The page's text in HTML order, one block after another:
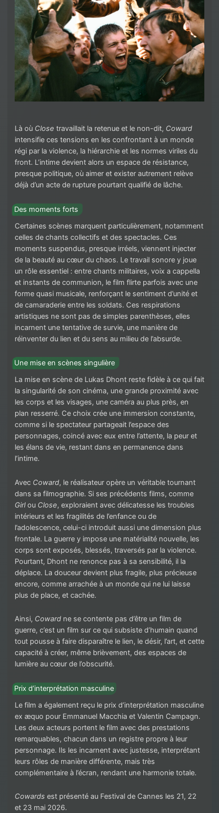
Là où Close travaillait la retenue et le non-dit, Coward
intensifie ces tensions en les confrontant à un monde
régi par la violence, la hiérarchie et les normes viriles du
front. L’intime devient alors un espace de résistance,
presque politique, où aimer et exister autrement relève
déjà d’un acte de rupture pourtant qualifié de lâche.
Des moments forts
Certaines scènes marquent particulièrement, notamment
celles de chants collectifs et des spectacles. Ces
moments suspendus, presque irréels, viennent injecter
de la beauté au cœur du chaos. Le travail sonore y joue
un rôle essentiel : entre chants militaires, voix a cappella
et instants de communion, le film flirte parfois avec une
forme quasi musicale, renforçant le sentiment d’unité et
de camaraderie entre les soldats. Ces respirations
artistiques ne sont pas de simples parenthèses, elles
incarnent une tentative de survie, une manière de
réinventer du lien et du sens au milieu de l’absurde.
Une mise en scènes singulière
La mise en scène de Lukas Dhont reste fidèle à ce qui fait
la singularité de son cinéma, une grande proximité avec
les corps et les visages, une caméra au plus près, en
plan resserré. Ce choix crée une immersion constante,
comme si le spectateur partageait l’espace des
personnages, coincé avec eux entre l’attente, la peur et
les élans de vie, restant dans en permanence dans
l’intime.
Avec Coward, le réalisateur opère un véritable tournant
dans sa filmographie. Si ses précédents films, comme
Girlou Close, exploraient avec délicatesse les troubles
intérieurs et les fragilités de l’enfance ou de
l’adolescence, celui-ci introduit aussi une dimension plus
frontale. La guerre y impose une matérialité nouvelle, les
corps sont exposés, blessés, traversés par la violence.
Pourtant, Dhont ne renonce pas à sa sensibilité, il la
déplace. La douceur devient plus fragile, plus précieuse
encore, comme arrachée à un monde qui ne lui laisse
plus de place, et cachée.
Ainsi, Coward ne se contente pas d’être un film de
guerre, c’est un film sur ce qui subsiste d’humain quand
tout pousse à faire disparaître le lien, le désir, l’art, et cette
capacité à créer, même brièvement, des espaces de
lumière au cœur de l’obscurité.
Prix d’interprétation masculine
Le film a également reçu le prix d’interprétation masculine
ex æquo pour Emmanuel Macchia et Valentin Campagn.
Les deux acteurs portent le film avec des prestations
remarquables, chacun dans un registre propre à leur
personnage. Ils les incarnent avec justesse, interprétant
leurs rôles de manière différente, mais très
complémentaire à l’écran, rendant une harmonie totale.
Cowards est présenté au Festival de Cannes les 21, 22
et 23 mai 2026.